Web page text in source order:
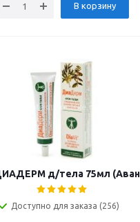
В корзину
д/тела 75мл
Доступно для заказа (256)